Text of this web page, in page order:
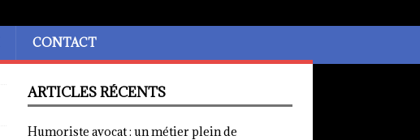
CONTACT
ARTICLES RÉCENTS
Humoriste avocat : un métier plein de